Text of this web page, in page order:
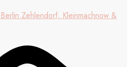
Zehlendorf, Kleinmachnow &